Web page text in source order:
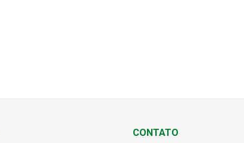
CONTATO